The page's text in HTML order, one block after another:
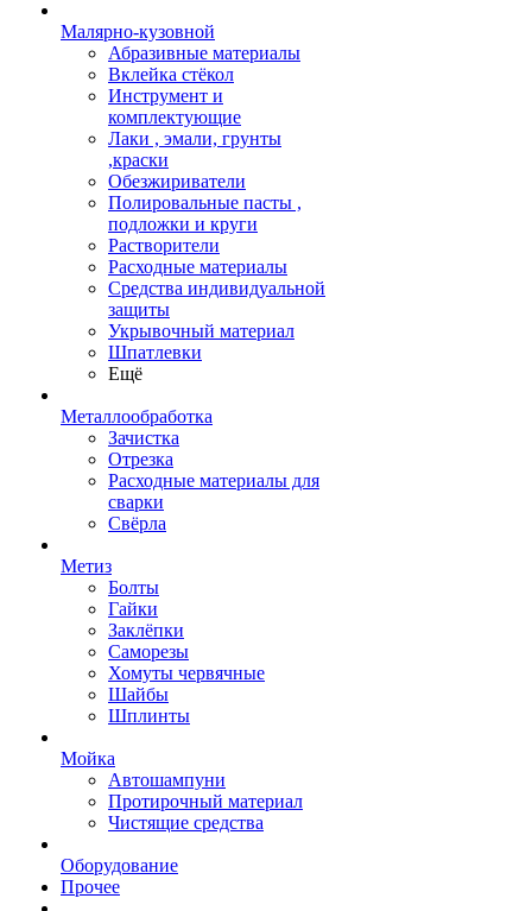
Малярно-кузовной
Абразивные материалы
Вклейка стёкол
Инструмент и
комплектующие
Лаки , эмали, грунты
,краски
Обезжириватели
Полировальные пасты ,
подложки и круги
Растворители
Расходные материалы
Средства индивидуальной
защиты
Укрывочный материал
Шпатлевки
Ещё
Металлообработка
Зачистка
Отрезка
Расходные материалы для
сварки
Свёрла
Метиз
Болты
Гайки
Заклёпки
Саморезы
Хомуты червячные
Шайбы
Шплинты
Мойка
Автошампуни
Протирочный материал
Чистящие средства
Оборудование
Прочее